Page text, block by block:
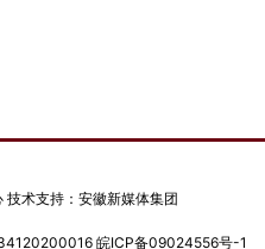
技术支持：安徽新媒体集团
皖ICP备09024556号-1